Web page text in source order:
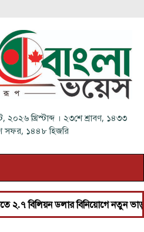
খ্রিস্টাব্দ । ২৩শে শ্রাবণ, ১৪৩৩
সফর, ১৪৪৮ হিজরি
বিলিয়ন ডলার বিনিয়োগে নতুন ভাড়ার